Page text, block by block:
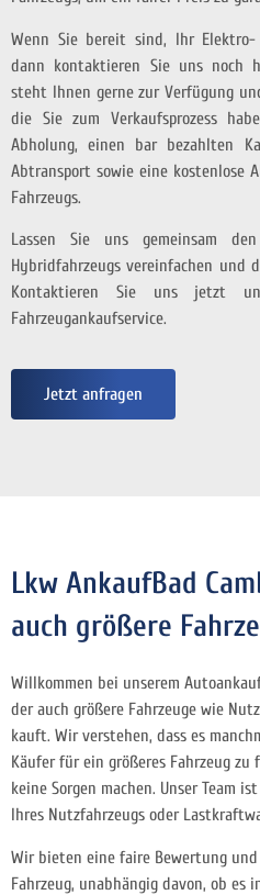
Wenn Sie bereit sind, Ihr
dann kontaktieren Sie uns noch
steht Ihnen gerne zur Verfügung
die Sie zum Verkaufsprozess
Abholung, einen bar bezahlten
Abtransport sowie eine kostenlose
Fahrzeugs.
Lassen Sie uns gemeinsam
Hybridfahrzeugs vereinfachen und
Kontaktieren Sie uns jetzt
Fahrzeugankaufservice.
Jetzt anfragen
Lkw AnkaufBad
auch größere
Willkommen bei unserem
der auch größere Fahrzeuge wie
kauft. Wir verstehen, dass es
Käufer für ein größeres Fahrzeug zu
keine Sorgen machen. Unser Team
Ihres Nutzfahrzeugs oder
Wir bieten eine faire Bewertung
Fahrzeug, unabhängig davon, ob